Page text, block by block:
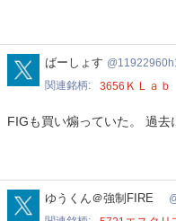
11922960h1s
ばーしょす
関連銘柄
3656 ＫＬａｂ
FIGも買い煽っていた。 過去
SazabyMKII
ゆうくん＠強制FIRE